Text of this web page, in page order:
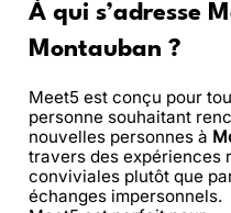
À qui s’adresse
Montauban ?
Meet5 est conçu pour
personne souhaitant
nouvelles personnes à
travers des expériences
conviviales plutôt que
échanges impersonnels.